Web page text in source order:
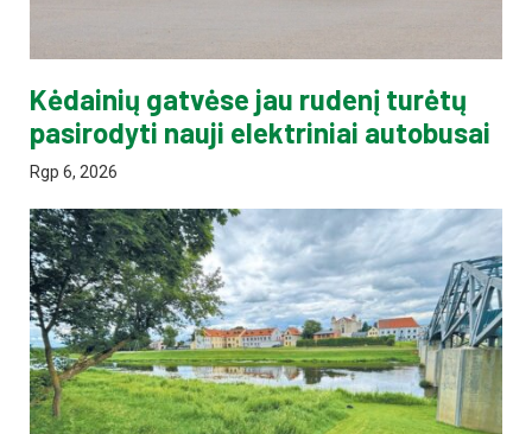
Kėdainių gatvėse jau rudenį turėtų
pasirodyti nauji elektriniai autobusai
Rgp 6, 2026